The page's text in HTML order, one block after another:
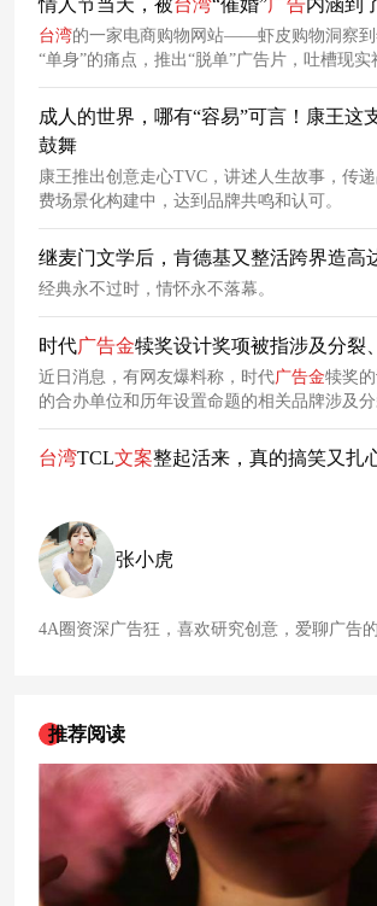
情人节当天，被台湾“催婚”广告内涵到
台湾的一家电商购物网站——虾皮购物洞察到
“单身”的痛点，推出“脱单”广告片，吐槽现
了年轻受众的认同，建立用户和品牌的联系。
成人的世界，哪有“容易”可言！康王这
鼓舞
康王推出创意走心TVC，讲述人生故事，传
费场景化构建中，达到品牌共鸣和认可。
继麦门文学后，肯德基又整活跨界造高
经典永不过时，情怀永不落幕。
时代广告金犊奖设计奖项被指涉及分裂
近日消息，有网友爆料称，时代广告金犊奖
的合办单位和历年设置命题的相关品牌涉及
一和领土完整。 例一：该网站设置奖项的合作单位之一的“台
新银行公益慈善基金会”，与其在2023年设置
慈善基金会「您的一票，决定爱的力量」 主
體，推出
決
台湾TCL文案整起活来，真的搞笑又扎
张小虎
4A圈资深广告狂，喜欢研究创意，爱聊广告
推荐阅读